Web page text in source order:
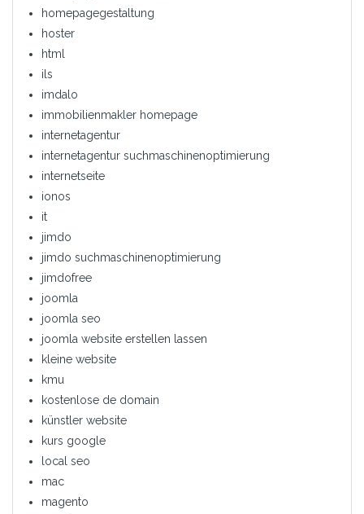
homepagegestaltung
hoster
html
ils
imdalo
immobilienmakler homepage
internetagentur
internetagentur suchmaschinenoptimierung
internetseite
ionos
it
jimdo
jimdo suchmaschinenoptimierung
jimdofree
joomla
joomla seo
joomla website erstellen lassen
kleine website
kmu
kostenlose de domain
künstler website
kurs google
local seo
mac
magento